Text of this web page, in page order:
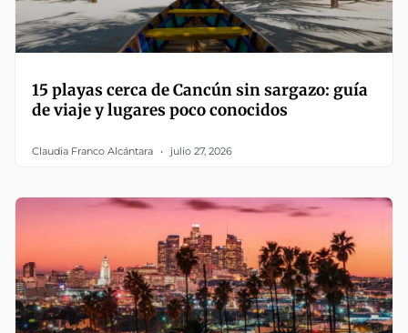
15 playas cerca de Cancún sin sargazo: guía
de viaje y lugares poco conocidos
Claudia Franco Alcántara julio 27, 2026